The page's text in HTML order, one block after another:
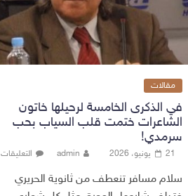
مقالات
في الذكرى الخامسة لرحيلها خاتون
الشاعرات ختمت قلب السياب بحب
سرمدي!
21 يونيو، 2026 admin التعليقات
سلام مسافر تنعطف من ثانوية الحريري